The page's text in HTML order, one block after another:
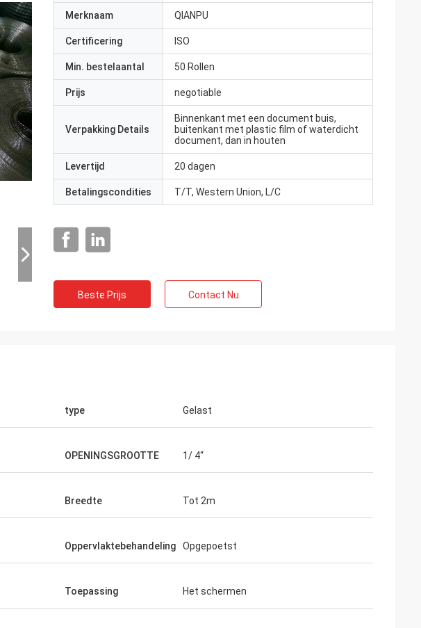
Merknaam QIANPU
Certificering ISO
Min. bestelaantal 50 Rollen
Prijs negotiable
Verpakking Details
Binnenkant met een document buis,
buitenkant met plastic film of waterdicht
document, dan in houten
Levertijd 20 dagen
Betalingscondities T/T, Western Union, L/C
Beste Prijs Contact Nu
type Gelast
OPENINGSGROOTTE 1/ 4“
Breedte Tot 2m
Oppervlaktebehandeling Opgepoetst
Toepassing Het schermen